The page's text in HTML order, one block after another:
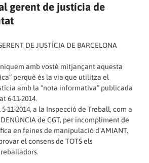
gerent de justícia de
DE JUSTÍCIA DE BARCELONA
amb vostè mitjançant aquesta
perquè és la via que utilitza el
amb la “nota informativa” publicada
6-11-2014.
11-2014, a la Inspecció de Treball, com a
de CGT, per incompliment de
en feines de manipulació d’AMIANT.
el consens de TOTS els